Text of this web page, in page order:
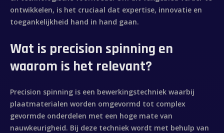
ontwikkelen, is het cruciaal dat expertise, innovatie en
toegankelijkheid hand in hand gaan.
Wat is precision spinning en
waarom is het relevant?
Precision spinning is een bewerkingstechniek waarbij
plaatmaterialen worden omgevormd tot complex
gevormde onderdelen met een hoge mate van
nauwkeurigheid. Bij deze techniek wordt met behulp van